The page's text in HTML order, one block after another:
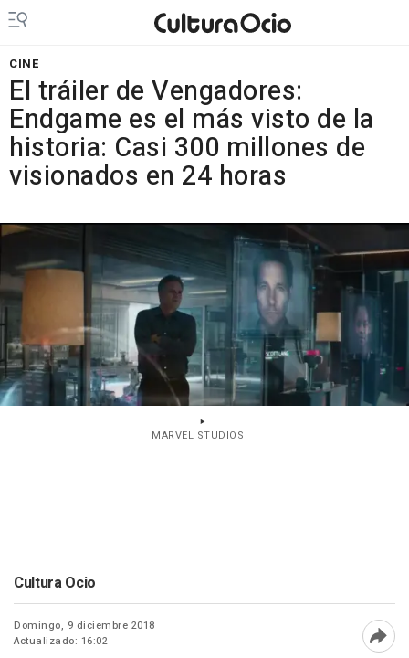
CINE
El tráiler de Vengadores:
Endgame es el más visto de la
historia: Casi 300 millones de
visionados en 24 horas
MARVEL STUDIOS
Cultura Ocio
Domingo, 9 diciembre 2018
Actualizado: 16:02